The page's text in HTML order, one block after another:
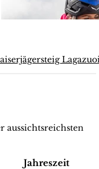
aussichtsreichsten
Jahreszeit